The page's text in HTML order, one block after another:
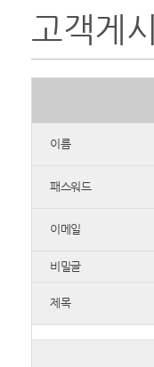
고객게
이름
패스워드
이메일
비밀글
제목